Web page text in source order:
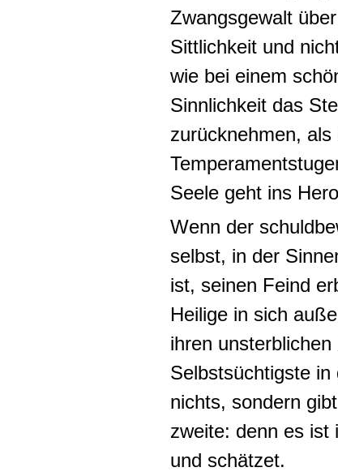
Zwangsgewalt
Sittlichkeit und
wie bei einem
Sinnlichkeit das
zurücknehmen,
Seele geht ins
Wenn der
selbst, in der
ist, seinen Feind
Heilige in sich
ihren
Selbstsüchtigste
nichts, sondern
zweite: denn es ist
und schätzet.